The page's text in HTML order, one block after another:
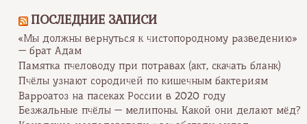
ПОСЛЕДНИЕ ЗАПИСИ
«Мы должны вернуться к чистопородному разведению»
— брат Адам
Памятка пчеловоду при потравах (акт, скачать бланк)
Пчёлы узнают сородичей по кишечным бактериям
Варроатоз на пасеках России в 2020 году
Безжальные пчёлы — мелипоны. Какой они делают мёд?